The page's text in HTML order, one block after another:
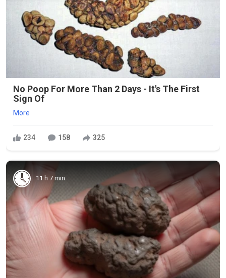
No Poop For More Than 2 Days - It's The First
Sign Of
More
234 158 325
11 h 7 min